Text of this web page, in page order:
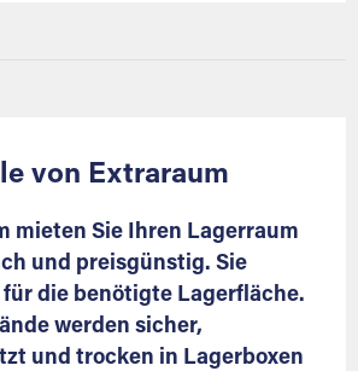
von Extraraum
mieten Sie Ihren Lagerraum
und preisgünstig. Sie
die benötigte Lagerfläche.
werden sicher,
und trocken in Lagerboxen